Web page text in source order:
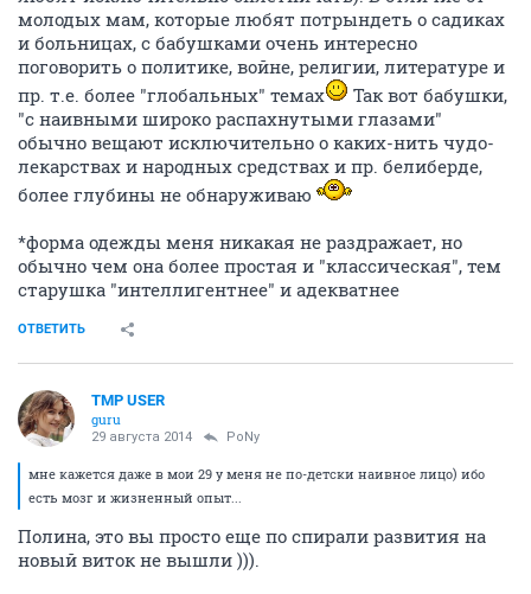
молодых мам, которые любят потрындеть о садиках
и больницах, с бабушками очень интересно
поговорить о политике, войне, религии, литературе и
пр. т.е. более "глобальных" темах
Так вот бабушки,
"с наивными широко распахнутыми глазами"
обычно вещают исключительно о каких-нить чудо-
лекарствах и народных средствах и пр. белиберде,
более глубины не обнаруживаю
*форма одежды меня никакая не раздражает, но
обычно чем она более простая и "классическая", тем
старушка "интеллигентнее" и адекватнее
ОТВЕТИТЬ
TMP USER
guru
29 августа 2014 PoNy
мне кажется даже в мои 29 у меня не по-детски наивное лицо) ибо
есть мозг и жизненный опыт...
Полина, это вы просто еще по спирали развития на
новый виток не вышли ))).